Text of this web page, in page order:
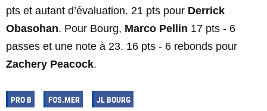
pts et autant d’évaluation. 21 pts pour Derrick
Obasohan. Pour Bourg, Marco Pellin 17 pts - 6
passes et une note à 23. 16 pts - 6 rebonds pour
Zachery Peacock.
PRO B FOS.MER JL BOURG